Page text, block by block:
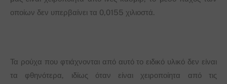
οποίων δεν υπερβαίνει τα 0,0155 χιλιοστά.
Τα ρούχα που φτιάχνονται από αυτό το ειδικό υλικό δεν είναι
τα φθηνότερα, ιδίως όταν είναι χειροποίητα από τις